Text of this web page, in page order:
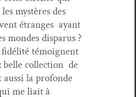
mys­tères des
étranges ayant
mon­des dis­parus ?
fidél­ité témoignent
belle col­lec­tion de
aus­si la pro­fonde
me liait à